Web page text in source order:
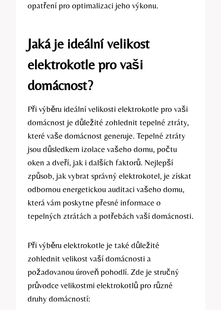
opatření pro optimalizaci jeho výkonu.
Jaká je ideální velikost
elektrokotle pro vaši
domácnost?
Při výběru ideální velikosti⁢ elektrokotle pro vaši
domácnost je důležité zohlednit tepelné ztráty,
které vaše​ domácnost generuje. Tepelné ztráty
jsou důsledkem izolace vašeho domu, počtu
oken a dveří, jak i dalších faktorů. Nejlepší⁢
způsob, jak vybrat správný elektrokotel, je získat
odbornou energetickou auditaci vašeho domu,
která vám poskytne přesné⁣ informace o
tepelných ztrátách a potřebách vaší domácnosti.
Při výběru elektrokotle je také důležité
zohlednit velikost vaší domácnosti a
požadovanou úroveň pohodlí.‌ Zde ‍je stručný⁤
průvodce velikostmi elektrokotlů pro⁢ různé
druhy domácností: